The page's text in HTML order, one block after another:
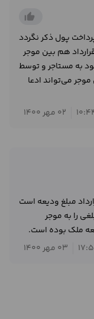
thumb_up_alt
پول ذکر نگردد
هم بین موجر
به مستاجر و توسط
می‌تواند ادعا
02 مهر 1400
مبلغ ودیعه است
را به موجر
ملک بوده است.
03 مهر 1400